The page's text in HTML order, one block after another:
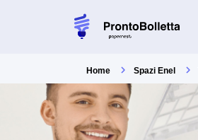
Home Spazi Enel